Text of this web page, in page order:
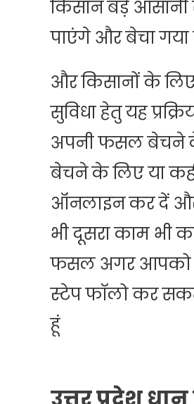
किसान बड़े
पाएंगे और बेचा
और किसानों के लिए
सुविधा हेतु यह
अपनी फसल बेचने
बेचने के लिए या
ऑनलाइन कर दें और
भी दूसरा काम भी
फसल अगर आपको
स्टेप फॉलो कर
हूं